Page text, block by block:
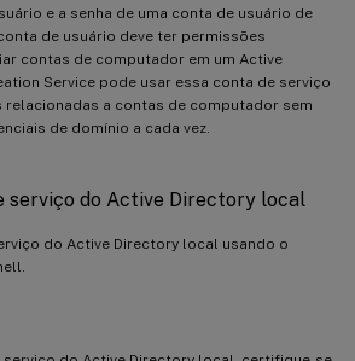
e a senha de uma conta de usuário de
de usuário deve ter permissões
contas de computador em um Active
Service pode usar essa conta de serviço
relacionadas a contas de computador sem
de domínio a cada vez.
serviço do Active Directory local
do Active Directory local usando o